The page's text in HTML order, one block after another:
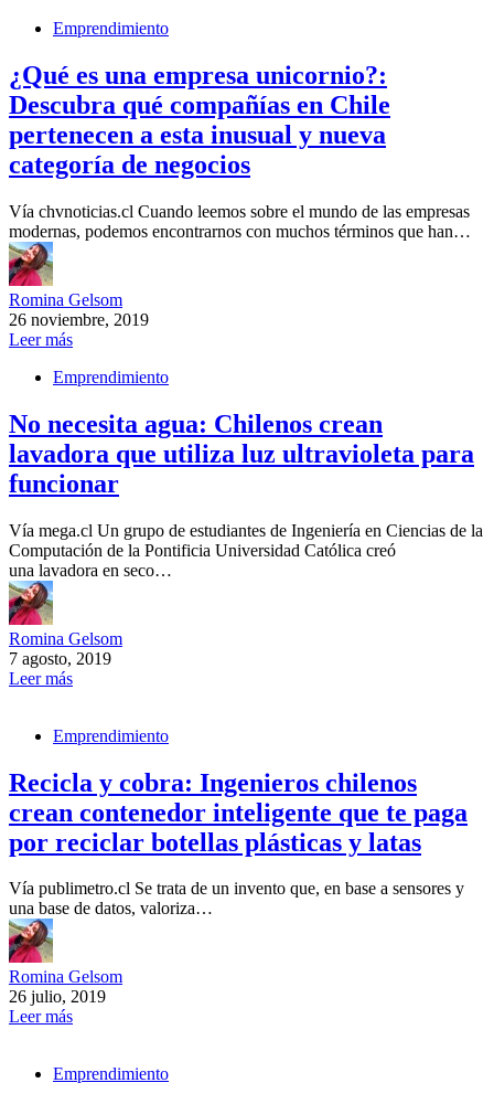
Emprendimiento
¿Qué es una empresa unicornio?:
Descubra qué compañías en Chile
pertenecen a esta inusual y nueva
categoría de negocios
Vía chvnoticias.cl Cuando leemos sobre el mundo de las empresas
modernas, podemos encontrarnos con muchos términos que han…
Romina Gelsom
26 noviembre, 2019
Leer más
Emprendimiento
No necesita agua: Chilenos crean
lavadora que utiliza luz ultravioleta para
funcionar
Vía mega.cl Un grupo de estudiantes de Ingeniería en Ciencias de la
Computación de la Pontificia Universidad Católica creó
una lavadora en seco…
Romina Gelsom
7 agosto, 2019
Leer más
Emprendimiento
Recicla y cobra: Ingenieros chilenos
crean contenedor inteligente que te paga
por reciclar botellas plásticas y latas
Vía publimetro.cl Se trata de un invento que, en base a sensores y
una base de datos, valoriza…
Romina Gelsom
26 julio, 2019
Leer más
Emprendimiento